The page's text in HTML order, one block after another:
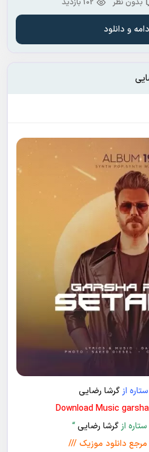
و دانلود
ازگرشا رضایی
Download Music
ازگرشا رضایی“
مرجع دانلود موزیک ///